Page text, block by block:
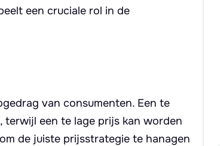
een cruciale rol in de
van consumenten. Een te
een te lage prijs kan worden
de juiste prijsstrategie te hanagen